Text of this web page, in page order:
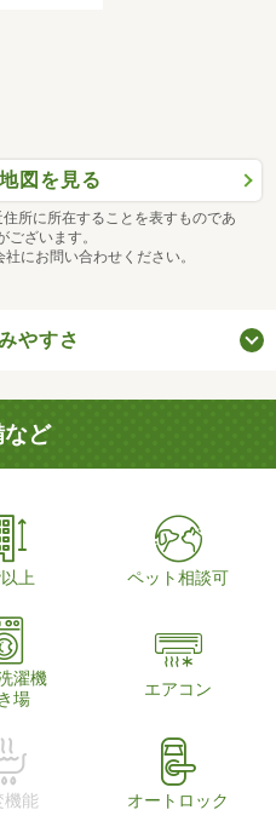
図を見る
所に所在することを表すものであ
ざいます。
にお問い合わせください。
やすさ
ど
上 ペット相談可
濯機
場
エアコン
機能 オートロック